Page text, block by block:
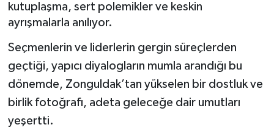
kutuplaşma, sert polemikler ve keskin
ayrışmalarla anılıyor.
Seçmenlerin ve liderlerin gergin süreçlerden
geçtiği, yapıcı diyalogların mumla arandığı bu
dönemde, Zonguldak’tan yükselen bir dostluk ve
birlik fotoğrafı, adeta geleceğe dair umutları
yeşertti.